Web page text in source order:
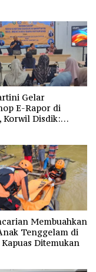
Gelar
E-Rapor di
Korwil Disdik:
Membuahkan
Tenggelam di
Kapuas Ditemukan